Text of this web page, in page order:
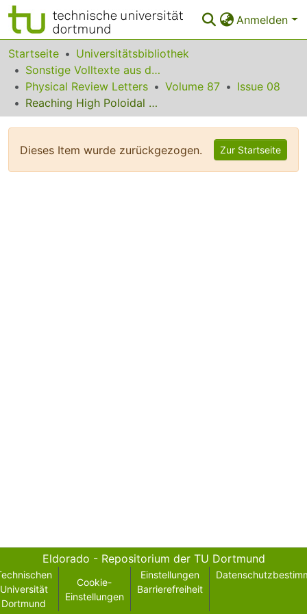
Anmelden
Bereiche & Sammlungen
Das gesamte Repositorium
Statistiken
Startseite
Universitätsbibliothek
Sonstige Volltexte aus dem Bibliotheksangebot
Physical Review Letters
Volume 87
Issue 08
Reaching High Poloidal Beta at Greenwald Density with Internal Transport Barrier Close to Full Noninductive Current Drive
Dieses Item wurde zurückgezogen. Zur Startseite
Eldorado - Repositorium der TU Dortmund
Universität
Dortmund
Cookie-
Einstellungen
Einstellungen
Barrierefreiheit